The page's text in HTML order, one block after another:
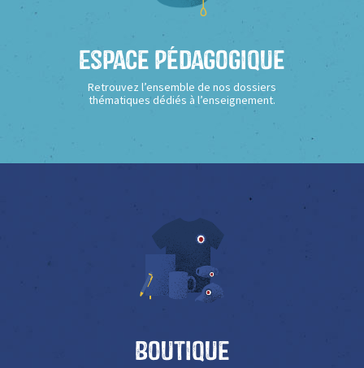
Espace Pédagogique
Retrouvez l’ensemble de nos dossiers
thématiques dédiés à l’enseignement.
Boutique